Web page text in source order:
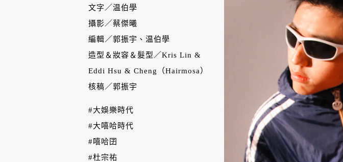
文字／温伯學
攝影／蔡傑曦
編輯／郭振宇、温伯學
造型＆妝容＆髮型／Kris Lin &
Eddi Hsu & Cheng（Hairmosa）
核稿／郭振宇
#大娛樂時代
#大嘻哈時代
#嘻哈囝
#杜宗祐